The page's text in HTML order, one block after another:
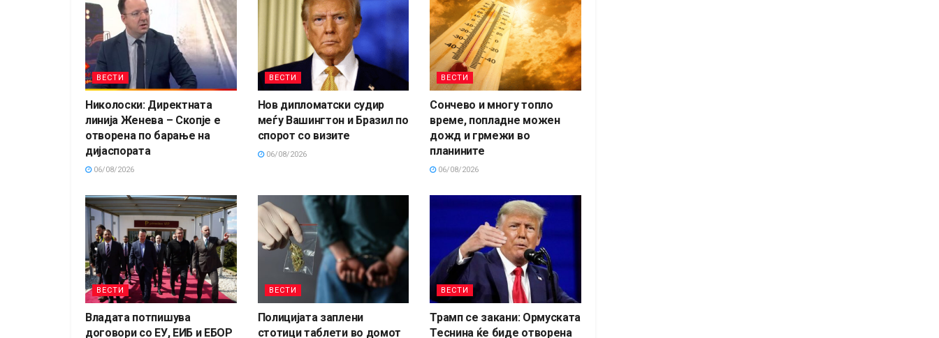
ВЕСТИ
Николоски: Директната
линија Женева – Скопје е
отворена по барање на
дијаспората
06/08/2026
ВЕСТИ
Нов дипломатски судир
меѓу Вашингтон и Бразил по
спорот со визите
06/08/2026
ВЕСТИ
Сончево и многу топло
време, попладне можен
дожд и грмежи во
планините
06/08/2026
ВЕСТИ
Владата потпишува
договори со ЕУ, ЕИБ и ЕБОР
ВЕСТИ
Полицијата заплени
стотици таблети во домот
ВЕСТИ
Трамп се закани: Ормуската
Теснина ќе биде отворена